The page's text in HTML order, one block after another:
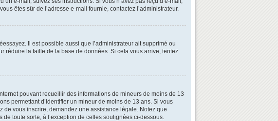
êtes sûr de l’adresse e-mail fournie, contactez l’administrateur.
Il est possible aussi que l’administrateur ait supprimé ou
réduire la taille de la base de données. Si cela vous arrive, tentez
pouvant recueillir des informations de mineurs de moins de 13
permettant d’identifier un mineur de moins de 13 ans. Si vous
de vous inscrire, demandez une assistance légale. Notez que
toute sorte, à l’exception de celles soulignées ci-dessous.